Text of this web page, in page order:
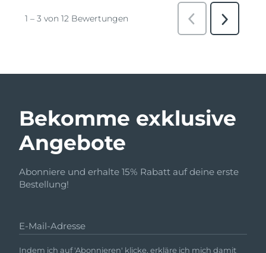
Bekomme exklusive
Angebote
Abonniere und erhalte 15% Rabatt auf deine erste
Bestellung!
E-Mail-Adresse
Indem ich auf 'Abonnieren' klicke, erkläre ich mich damit